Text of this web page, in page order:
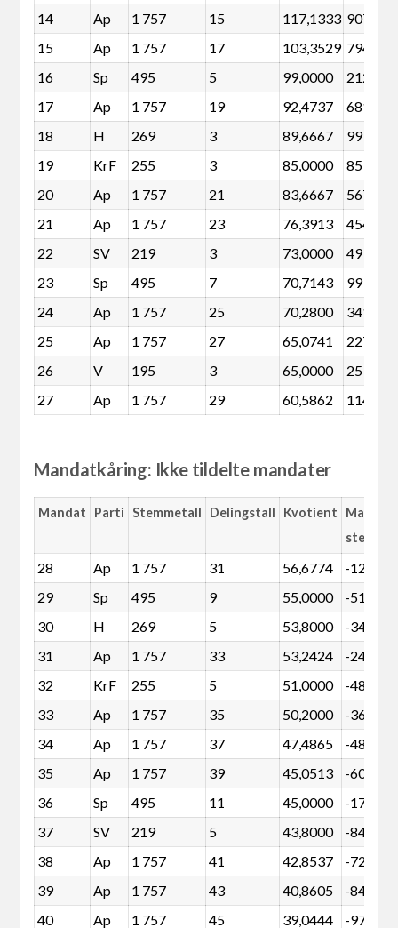
14
Ap 1 757 15 117,1333 907
15
Ap 1 757 17 103,3529 794
16
Sp 495 5 99,0000
212
17
Ap 1 757 19 92,4737
681
18
H 269 3 89,6667
99
19
KrF 255 3 85,0000
85
20
Ap 1 757 21 83,6667
567
21
Ap 1 757 23 76,3913
454
22
SV 219 3 73,0000
49
23
Sp 495 7 70,7143
99
24
Ap 1 757 25 70,2800
341
25
Ap 1 757 27 65,0741
227
26
V 195 3 65,0000
25
27
Ap 1 757 29 60,5862 114
Mandatkåring: Ikke tildelte mandater
Mandat Parti Stemmetall Delingstall Kvotient
Margin
stemmer
28 Ap 1 757 31 56,6774
-122
29
Sp 495 9 55,0000
-51
30
H 269 5 53,8000
-34
31
Ap 1 757 33 53,2424
-243
32
KrF 255 5 51,0000
-48
33
Ap 1 757 35 50,2000
-364
34
Ap 1 757 37 47,4865
-485
35
Ap 1 757 39 45,0513
-606
36
Sp 495 11 45,0000
-172
37
SV 219 5 43,8000
-84
38
Ap 1 757 41 42,8537
-728
39
Ap 1 757 43 40,8605
-849
40
Ap 1 757 45 39,0444 -970